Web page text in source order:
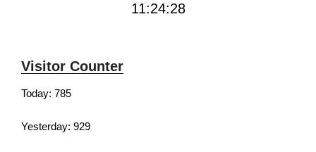
11:24:28
Visitor Counter
Today: 785
Yesterday: 929